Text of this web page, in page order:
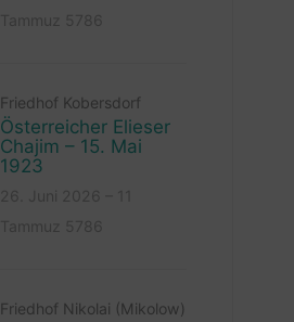
Friedhof Kobersdorf
Österreicher Elieser
Chajim – 15. Mai
1923
Friedhof Nikolai (Mikolow)